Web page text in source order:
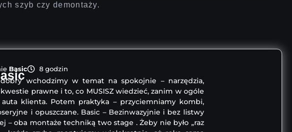
szyb czy demontaży.
Basic 8 godzin
wchodzimy w temat na spokojnie – narzędzia,
kwestie prawne i to, co MUSISZ wiedzieć, zanim w ogóle
klienta. Potem praktyka – przyciemniamy kombi,
i opuszczane. Basic – Bezinwazyjnie i bez listwy
– oba montaże techniką two stage . Żeby nie było „raz